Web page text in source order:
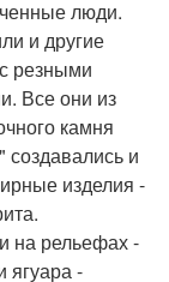
люди.
и другие
резными
Все они из
камня
и
изделия -
на рельефах -
ягуара -